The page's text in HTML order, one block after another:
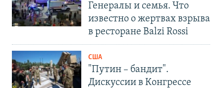
Генералы и семья. Что
известно о жертвах взрыва
в ресторане Balzi Rossi
США
"Путин – бандит".
Дискуссии в Конгрессе